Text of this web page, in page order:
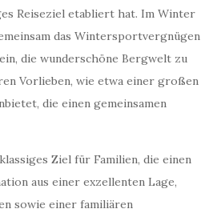
Reiseziel etabliert hat. Im Winter
das Wintersportvergnügen
die wunderschöne Bergwelt zu
Vorlieben, wie etwa einer großen
die einen gemeinsamen
Ziel für Familien, die einen
aus einer exzellenten Lage,
sowie einer familiären